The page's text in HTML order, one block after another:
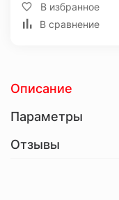
В избранное
В сравнение
Описание
Параметры
Отзывы